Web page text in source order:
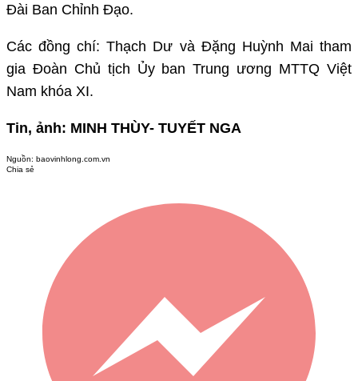
Đài Ban Chỉnh Đạo.
Các đồng chí: Thạch Dư và Đặng Huỳnh Mai tham
gia Đoàn Chủ tịch Ủy ban Trung ương MTTQ Việt
Nam khóa XI.
Tin, ảnh: MINH THÙY- TUYẾT NGA
Nguồn: baovinhlong.com.vn
Chia sẻ